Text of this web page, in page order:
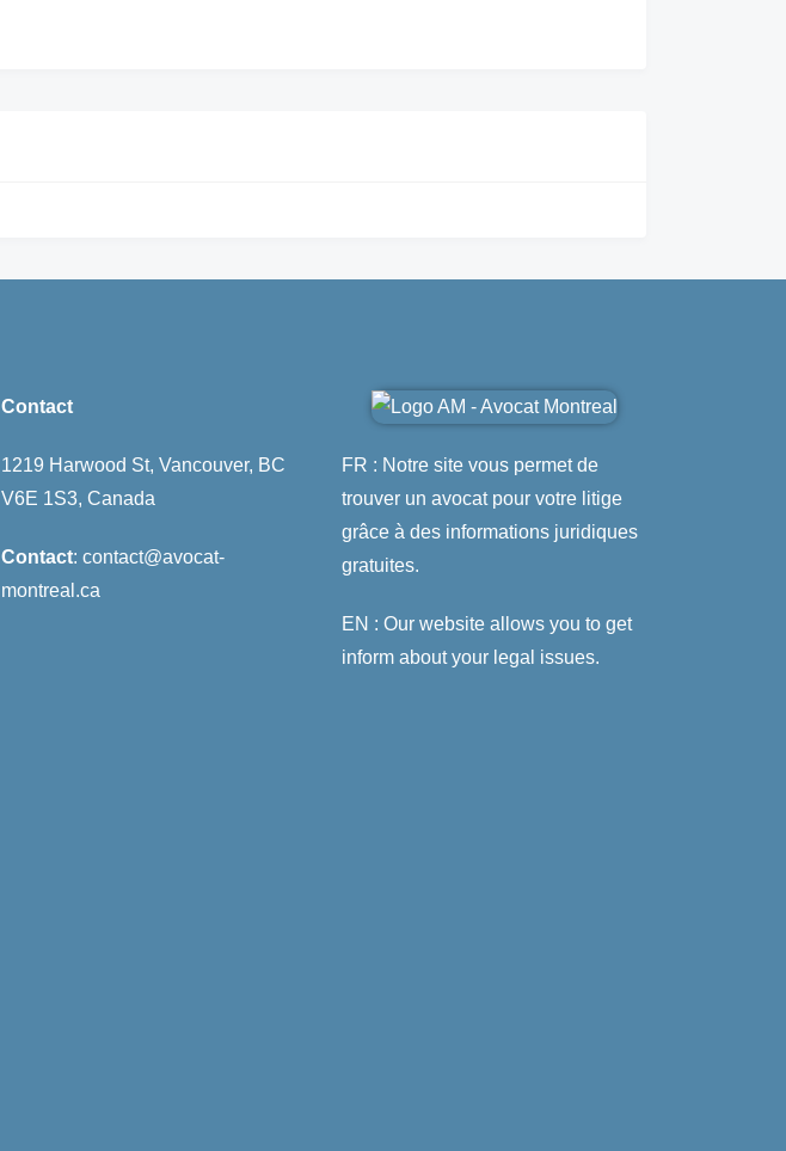
Contact
1219 Harwood St, Vancouver, BC
V6E 1S3, Canada
Contact: contact@avocat-
montreal.ca
FR : Notre site vous permet de
trouver un avocat pour votre litige
grâce à des informations juridiques
gratuites.
EN : Our website allows you to get
inform about your legal issues.